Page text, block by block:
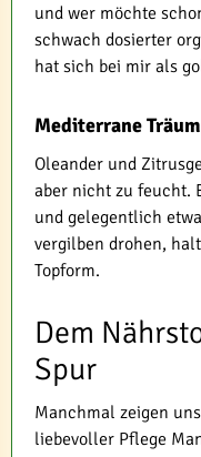
und wer möchte
schwach dosierter
hat sich bei mir als
Mediterrane
Oleander und
aber nicht zu feucht.
und gelegentlich
vergilben drohen,
Topform.
Dem
Spur
Manchmal zeigen
liebevoller Pflege